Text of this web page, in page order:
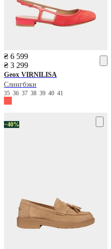
₴ 6 599
₴ 3 299
Geox VIRNILISA
Слингбэки
35 36 37 38 39 40 41
−40%